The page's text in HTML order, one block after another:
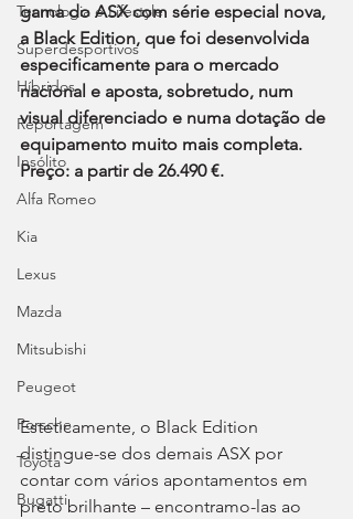
Tecnologia e Lifestyle
Superdesportivos
Híbridos
Reportagem
Insólito
Alfa Romeo
Kia
Lexus
Mazda
Mitsubishi
Peugeot
Porsche
Toyota
Bugatti
gama do ASX com série especial nova,
a Black Edition, que foi desenvolvida
especificamente para o mercado
nacional e aposta, sobretudo, num
visual diferenciado e numa dotação de
equipamento muito mais completa.
Preço: a partir de 26.490 €.
Esteticamente, o Black Edition
distingue-se dos demais ASX por
contar com vários apontamentos em
preto brilhante – encontramo-las ao